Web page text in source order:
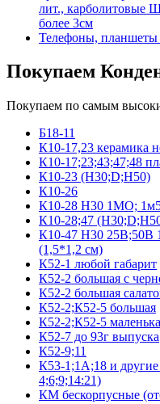
лит.,
более 3см
Телефоны, планшеты
Покупаем
Покупаем по самым
Б18-11
К10-17,23 керамика
К10-17;23;43;47;48
К10-23 (Н30;D;Н50)
К10-26
К10-28 Н30 1МО;
К10-28;47
К10-47 Н30 25В;50В
(1,5*1,2 см)
К52-1 любой габарит
К52-2 большая с
К52-2 большая
К52-2;К52-5 большая
К52-2;К52-5
К52-7 до 93г выпуска
К52-9;11
К53-1;1А;18 и
4;6;9;14:21)
КМ бескорпусные